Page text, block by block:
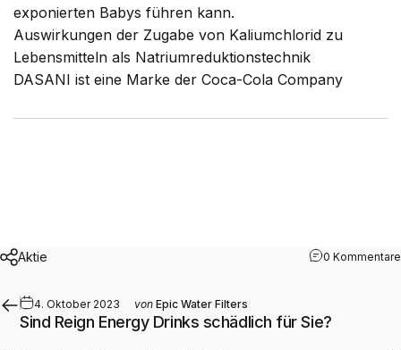
exponierten Babys führen kann.
Auswirkungen der Zugabe von Kaliumchlorid zu
Lebensmitteln als Natriumreduktionstechnik
DASANI ist eine Marke der Coca-Cola Company
Aktie 0 Kommentare
4. Oktober 2023 von Epic Water Filters
Sind Reign Energy Drinks schädlich für Sie?